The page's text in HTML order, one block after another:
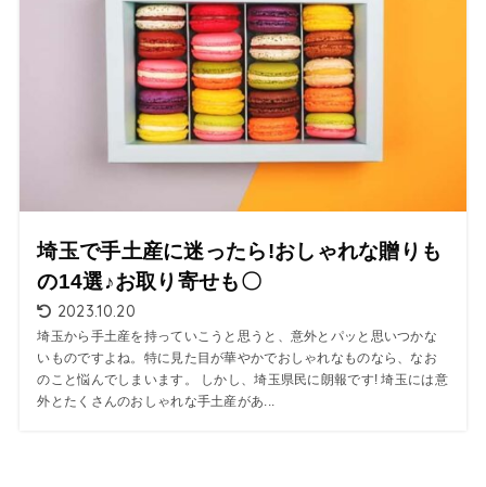
埼玉で手土産に迷ったら!おしゃれな贈りも
の14選♪お取り寄せも〇
2023.10.20
埼玉から手土産を持っていこうと思うと、意外とパッと思いつかな
いものですよね。特に見た目が華やかでおしゃれなものなら、なお
のこと悩んでしまいます。 しかし、埼玉県民に朗報です! 埼玉には意
外とたくさんのおしゃれな手土産があ...